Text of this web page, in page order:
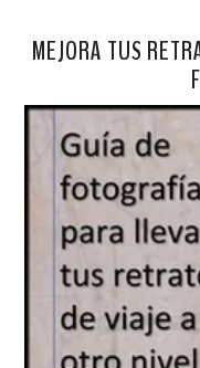
MEJORA TUS